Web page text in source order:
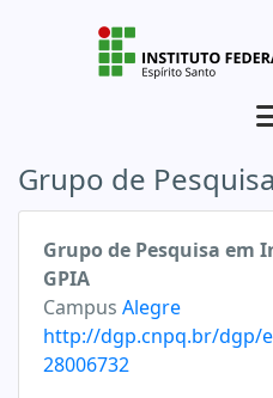
Grupo de Pesquisa
Grupo de Pesquisa em
GPIA
Campus Alegre
http://dgp.cnpq.br/dgp/
28006732